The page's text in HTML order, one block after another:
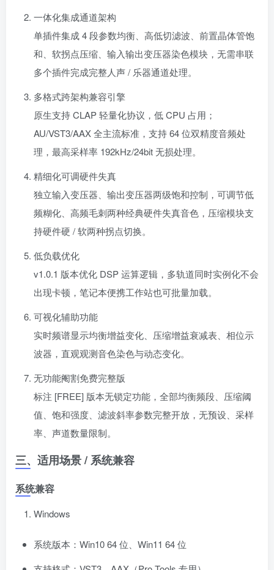
一体化集成通道架构
单插件集成 4 段参数均衡、高低切滤波、前置晶体管饱
和、软拐点压缩、输入输出变压器染色模块，无需串联
多个插件完成完整人声 / 乐器通道处理。
多格式跨架构兼容引擎
原生支持 CLAP 轻量化协议，低 CPU 占用；
AU/VST3/AAX 全主流标准，支持 64 位双精度音频处
理，最高采样率 192kHz/24bit 无损处理。
精细化可调硬件失真
独立输入变压器、输出变压器两级饱和控制，可调节低
频糊化、高频毛刺两种经典硬件失真音色，压缩模块支
持硬件硬 / 软两种拐点切换。
低负载优化
v1.0.1 版本优化 DSP 运算逻辑，多轨道同时实例化不会
出现卡顿，笔记本便携工作站也可批量加载。
可视化辅助功能
实时频谱显示均衡增益变化、压缩增益衰减表、相位示
波器，直观观测音色染色与动态变化。
无功能阉割免费完整版
标注 [FREE] 版本无锁定功能，全部均衡频段、压缩阈
值、饱和强度、滤波斜率参数完整开放，无预设、采样
率、声道数量限制。
三、适用场景 / 系统兼容
系统兼容
Windows
系统版本：Win10 64 位、Win11 64 位